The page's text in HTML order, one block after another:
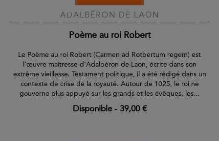
ADALBÉRON DE LAON
Poème au roi Robert
Le Poème au roi Robert (Carmen ad Rotbertum regem) est
l’œuvre maîtresse d’Adalbéron de Laon, écrite dans son
extrême vieillesse. Testament politique, il a été rédigé dans un
contexte de crise de la royauté. Autour de 1025, le roi ne
gouverne plus appuyé sur les grands et les évêques, les...
Disponible- 39,00 €